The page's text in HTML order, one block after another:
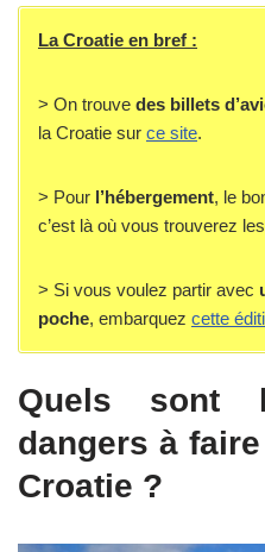
La Croatie en bref :
> On trouve des billets
la Croatie sur ce site.
> Pour l’hébergement, le
c’est là où vous trouverez
> Si vous voulez partir avec
poche, embarquez cette
Quels sont
dangers à
Croatie ?